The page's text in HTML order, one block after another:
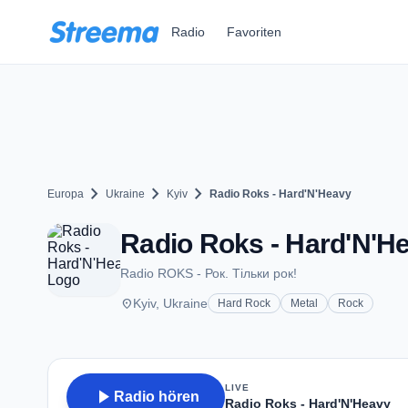
Radio Favoriten
Europa chevron_right Ukraine chevron_right Kyiv chevron_right Radio Roks - Hard'N'Heavy
Radio Roks -
Radio ROKS - Рок. Тільки рок!
placeKyiv, Ukraine Hard Rock Metal Rock
play_arrow Radio hören
LIVE
Radio Roks - Hard'N'Heavy